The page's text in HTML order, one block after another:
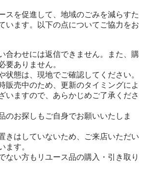
スを促進して、地域のごみを減らすた
います。以下の点についてご協力をお
合わせには返信できません。また、購
要ありません。
状態は、現地でご確認してください。
販売中のため、更新のタイミングによ
いますので、あらかじめご了承くださ
のお探しもご自身でお願いいたしま
きはしていないため、ご来店いただい
ます。
ない方もリユース品の購入・引き取り